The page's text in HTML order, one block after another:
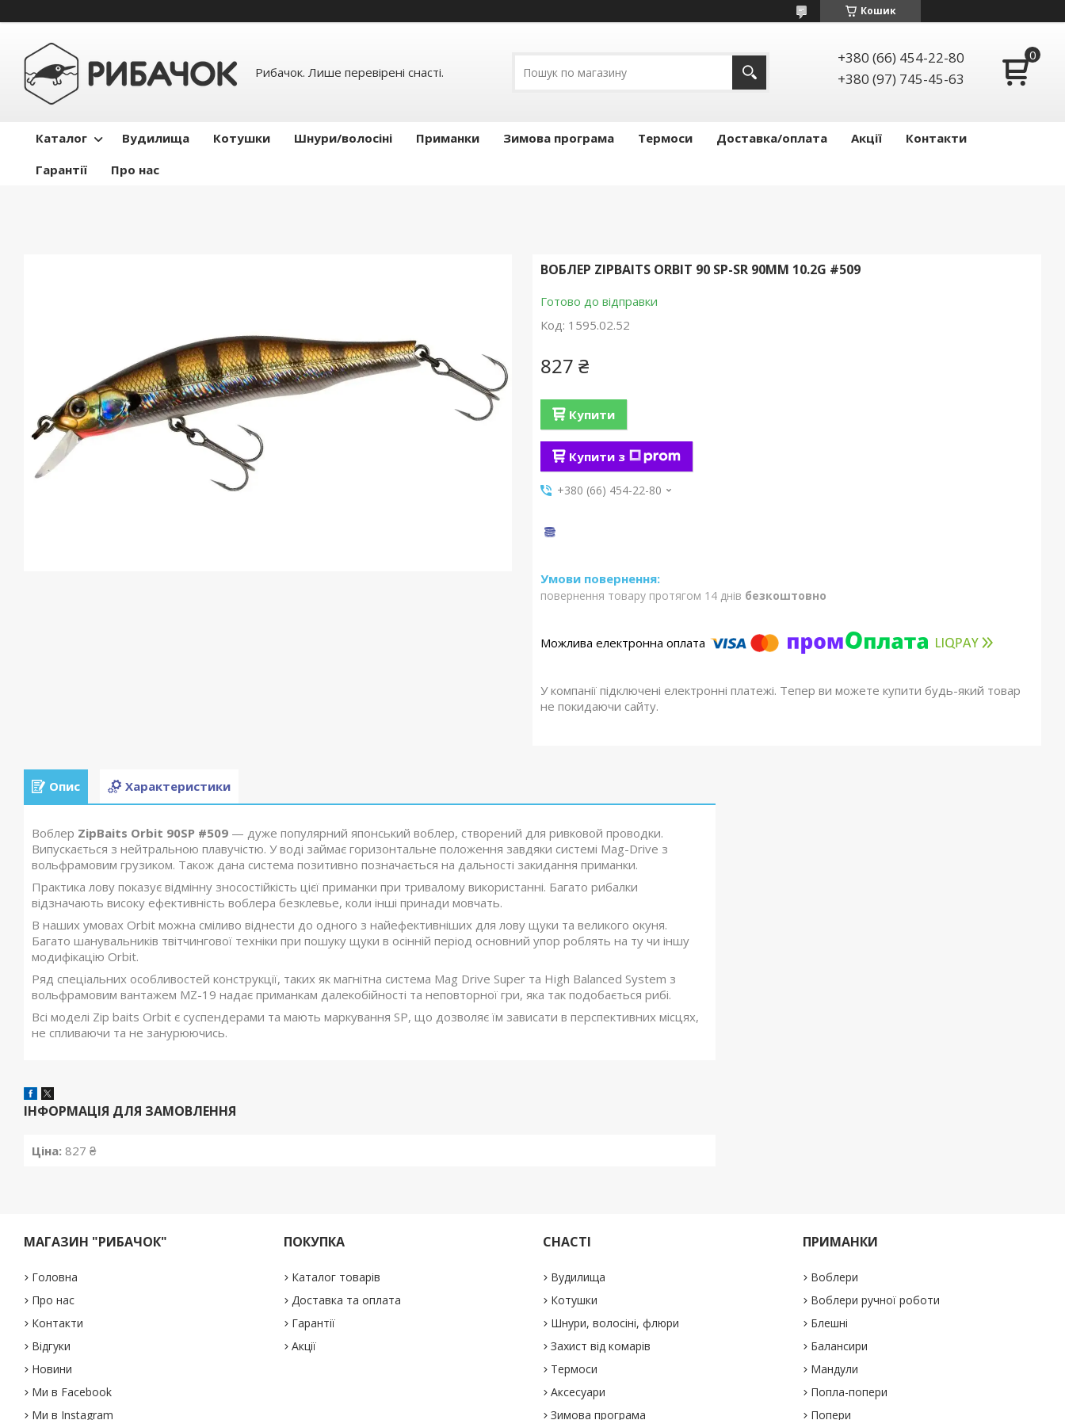
Кошик
Рибачок. Лише перевірені снасті.
+380 (66) 454-22-80
+380 (97) 745-45-63
Каталог Вудилища Котушки Шнури/волосіні Приманки Зимова програма Термоси Доставка/оплата Акції
Контакти
Гарантії
Про нас
ВОБЛЕР ZIPBAITS ORBIT 90 SP-SR 90MM 10.2G #509
Готово до відправки
Код: 1595.02.52
827 ₴
Купити
Купити з
+380 (66) 454-22-80
повернення товару протягом 14 днів безкоштовно
У компанії підключені електронні платежі. Тепер ви можете купити будь-який товар
не покидаючи сайту.
Опис Характеристики
Воблер ZipBaits Orbit 90SP #509 — дуже популярний японський воблер, створений для ривковой проводки.
Випускається з нейтральною плавучістю. У воді займає горизонтальне положення завдяки системі Mag-Drive з
вольфрамовим грузиком. Також дана система позитивно позначається на дальності закидання приманки.
Практика лову показує відмінну зносостійкість цієї приманки при тривалому використанні. Багато рибалки
відзначають високу ефективність воблера безклевье, коли інші принади мовчать.
В наших умовах Orbit можна сміливо віднести до одного з найефективніших для лову щуки та великого окуня.
Багато шанувальників твітчингової техніки при пошуку щуки в осінній період основний упор роблять на ту чи іншу
модифікацію Orbit.
Ряд спеціальних особливостей конструкції, таких як магнітна система Mag Drive Super та High Balanced System з
вольфрамовим вантажем MZ-19 надає приманкам далекобійності та неповторної гри, яка так подобається рибі.
Всі моделі Zip baits Orbit є суспендерами та мають маркування SP, що дозволяє їм зависати в перспективних місцях,
не спливаючи та не занурюючись.
ІНФОРМАЦІЯ ДЛЯ ЗАМОВЛЕННЯ
Ціна: 827 ₴
МАГАЗИН "РИБАЧОК"
Головна
Про нас
Контакти
Відгуки
Новини
Ми в Facebook
Ми в Instagram
ПОКУПКА
Каталог товарів
Доставка та оплата
Гарантії
Акції
СНАСТІ
Вудилища
Котушки
Шнури, волосіні, флюри
Захист від комарів
Термоси
Аксесуари
Зимова програма
ПРИМАНКИ
Воблери
Воблери ручної роботи
Блешні
Балансири
Мандули
Попла-попери
Попери